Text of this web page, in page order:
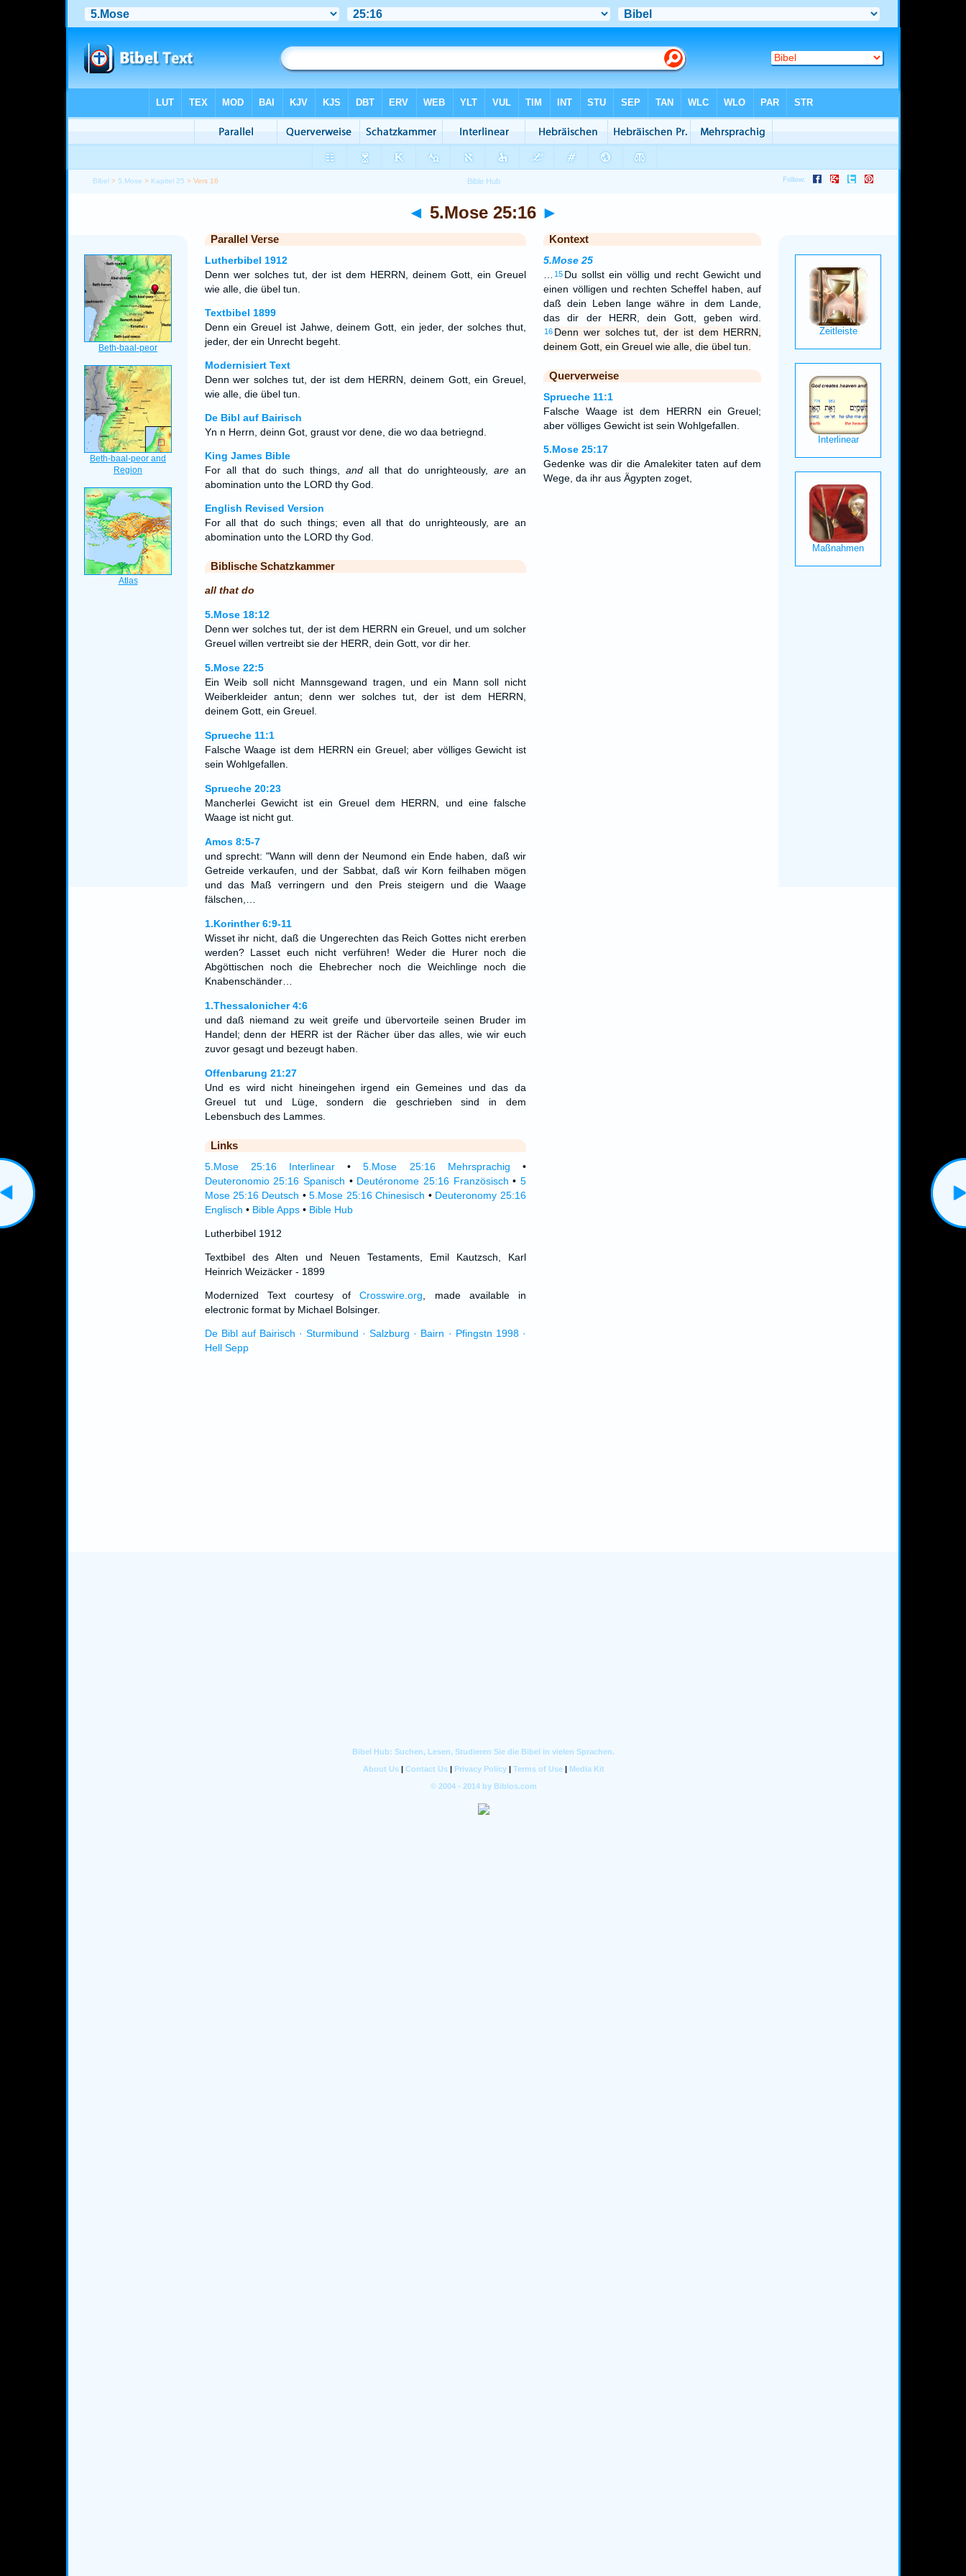
Bibel >5.Mose > Kapitel 25 > Vers 16
◄ 5.Mose 25:16 ►
Parallel Verse
Lutherbibel 1912
Denn wer solches tut, der ist dem HERRN, deinem Gott, ein Greuel
wie alle, die übel tun.
Textbibel 1899
Denn ein Greuel ist Jahwe, deinem Gott, ein jeder, der solches thut,
jeder, der ein Unrecht begeht.
Modernisiert Text
Denn wer solches tut, der ist dem HERRN, deinem Gott, ein Greuel,
wie alle, die übel tun.
De Bibl auf Bairisch
Yn n Herrn, deinn Got, graust vor dene, die wo daa betriegnd.
King James Bible
For all that do such things, andall that do unrighteously, arean
abomination unto the LORD thy God.
English Revised Version
For all that do such things; even all that do unrighteously, are an
abomination unto the LORD thy God.
Biblische Schatzkammer
all that do
5.Mose 18:12
Denn wer solches tut, der ist dem HERRN ein Greuel, und um solcher
Greuel willen vertreibt sie der HERR, dein Gott, vor dir her.
5.Mose 22:5
Ein Weib soll nicht Mannsgewand tragen, und ein Mann soll nicht
Weiberkleider antun; denn wer solches tut, der ist dem HERRN,
deinem Gott, ein Greuel.
Sprueche 11:1
Falsche Waage ist dem HERRN ein Greuel; aber völliges Gewicht ist
sein Wohlgefallen.
Sprueche 20:23
Mancherlei Gewicht ist ein Greuel dem HERRN, und eine falsche
Waage ist nicht gut.
Amos 8:5-7
und sprecht: "Wann will denn der Neumond ein Ende haben, daß wir
Getreide verkaufen, und der Sabbat, daß wir Korn feilhaben mögen
und das Maß verringern und den Preis steigern und die Waage
fälschen,…
1.Korinther 6:9-11
Wisset ihr nicht, daß die Ungerechten das Reich Gottes nicht ererben
werden? Lasset euch nicht verführen! Weder die Hurer noch die
Abgöttischen noch die Ehebrecher noch die Weichlinge noch die
Knabenschänder…
1.Thessalonicher 4:6
und daß niemand zu weit greife und übervorteile seinen Bruder im
Handel; denn der HERR ist der Rächer über das alles, wie wir euch
zuvor gesagt und bezeugt haben.
Offenbarung 21:27
Und es wird nicht hineingehen irgend ein Gemeines und das da
Greuel tut und Lüge, sondern die geschrieben sind in dem
Lebensbuch des Lammes.
Links
5.Mose 25:16 Interlinear•5.Mose 25:16 Mehrsprachig •
Deuteronomio 25:16 Spanisch • Deutéronome 25:16 Französisch • 5
Mose 25:16 Deutsch •5.Mose 25:16 Chinesisch • Deuteronomy 25:16
Englisch • Bible Apps• Bible Hub
Lutherbibel 1912
Textbibel des Alten und Neuen Testaments, Emil Kautzsch, Karl
Heinrich Weizäcker - 1899
Modernized Text courtesy ofCrosswire.org , made available in
electronic format by Michael Bolsinger.
De Bibl auf Bairisch · Sturmibund · Salzburg · Bairn · Pfingstn 1998 ·
Hell Sepp
Kontext
5.Mose 25
15 Du sollst ein völlig und recht Gewicht und
einen völligen und rechten Scheffel haben, auf
daß dein Leben lange währe in dem Lande,
das dir der HERR, dein Gott, geben wird.
16 Denn wer solches tut, der ist dem HERRN,
deinem Gott, ein Greuel wie alle, die übel tun.
Querverweise
Sprueche 11:1
Falsche Waage ist dem HERRN ein Greuel;
aber völliges Gewicht ist sein Wohlgefallen.
5.Mose 25:17
Gedenke was dir die Amalekiter taten auf dem
Wege, da ihr aus Ägypten zoget,